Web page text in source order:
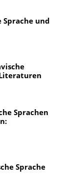
Sprache und
Sprachen
Sprache